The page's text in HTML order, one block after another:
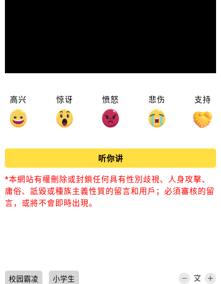
高兴 惊讶 愤怒 悲伤 支持
听你讲
*本網站有權刪除或封鎖任何具有性別歧視、人身攻擊、
庸俗、詆毀或種族主義性質的留言和用戶；必須審核的留
言，或將不會即時出現。
校园霸凌 小学生